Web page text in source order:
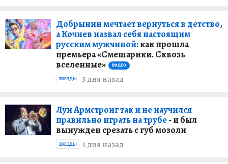
Добрынин мечтает вернуться в детство,
а Кочнев назвал себя настоящим
русским мужчиной:как прошла
премьера «Смешарики. Сквозь
вселенные»
ВИДЕО
3 дня назад
ЗВЕЗДЫ
Луи Армстронг так и не научился
правильно играть на трубе- и был
вынужден срезать с губ мозоли
3 дня назад
ЗВЕЗДЫ